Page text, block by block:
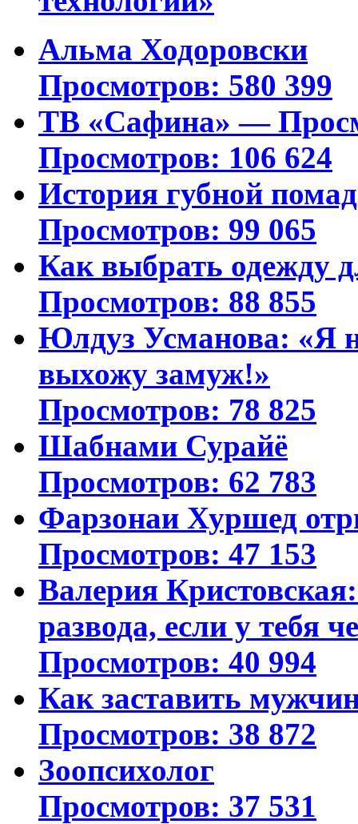
Альма Ходоровски
Просмотров: 580 399
ТВ «Сафина» —
Просмотров: 106 624
История губной
Просмотров: 99 065
Как выбрать одежду
Просмотров: 88 855
Юлдуз Усманова: «Я
выхожу замуж!»
Просмотров: 78 825
Шабнами Сурайё
Просмотров: 62 783
Фарзонаи Хуршед
Просмотров: 47 153
Валерия
развода, если у тебя
Просмотров: 40 994
Как заставить
Просмотров: 38 872
Зоопсихолог
Просмотров: 37 531